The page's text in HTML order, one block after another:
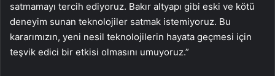
satmamayı tercih ediyoruz. Bakır altyapı gibi eski ve kötü
deneyim sunan teknolojiler satmak istemiyoruz. Bu
kararımızın, yeni nesil teknolojilerin hayata geçmesi için
teşvik edici bir etkisi olmasını umuyoruz.”